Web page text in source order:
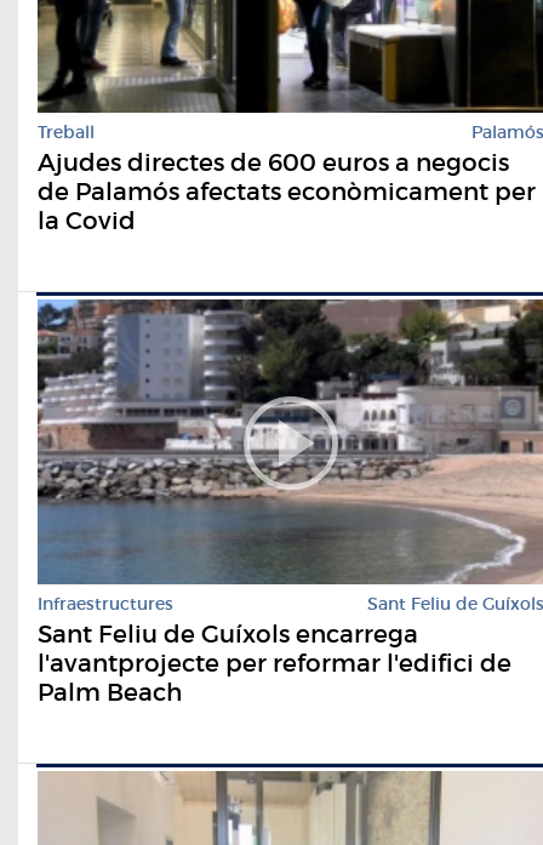
Treball Palamós
Ajudes directes de 600 euros a negocis
de Palamós afectats econòmicament per
la Covid
Infraestructures Sant Feliu de Guíxols
Sant Feliu de Guíxols encarrega
l'avantprojecte per reformar l'edifici de
Palm Beach